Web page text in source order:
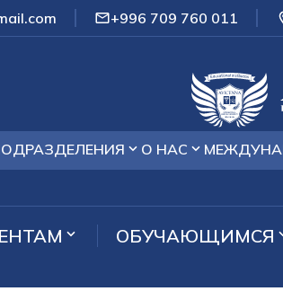
+996 709 760 011
О НАС
ОБУЧАЮЩИМСЯ